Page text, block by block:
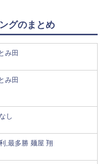
グのまとめ
み田
み田
し
,最多勝 麺屋 翔